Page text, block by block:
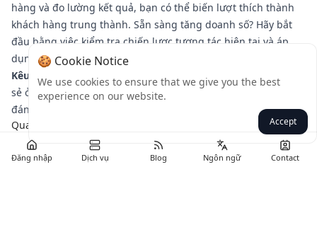
Đăng nhập Dịch vụ Blog Ngôn ngữ Contact
hàng và đo lường kết quả, bạn có thể biến lượt thích thành
khách hàng trung thành. Sẵn sàng tăng doanh số? Hãy bắt
đầu bằng việc kiểm tra chiến lược tương tác hiện tại và áp
dụng một trong các chiến thuật này ngay hôm nay.
Kêu Gọi Hành Động:
Bạn sẽ thử chiến lược nào trước? Chia
sẻ ở phần bình luận hoặc nhắn tin cho chúng tôi để nhận
đánh giá mạng xã hội miễn phí!
Quay lại
🍪 Cookie Notice
We use cookies to ensure that we give you the best
experience on our website.
Accept